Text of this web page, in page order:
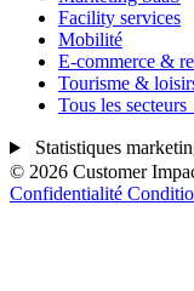
Facility services
Mobilité
E-commerce &
Tourisme &
Tous les
Statistiques
© 2026 Customer
Confidentialité